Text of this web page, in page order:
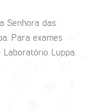
Senhora das
Para exames
Laboratório Luppa.